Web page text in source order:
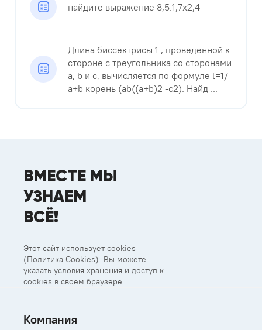
найдите выражение 8,5:1,7х2,4
Длина биссектрисы 1 , проведённой к
стороне с треугольника со сторонами
a, b и с, вычисляется по формуле l=1/
a+b корень (ab((a+b)2 -c2). Найд ...
ВМЕСТЕ МЫ
УЗНАЕМ
ВСЁ!
Этот сайт использует cookies
(Политика Cookies). Вы можете
указать условия хранения и доступ к
cookies в своем браузере.
Компания